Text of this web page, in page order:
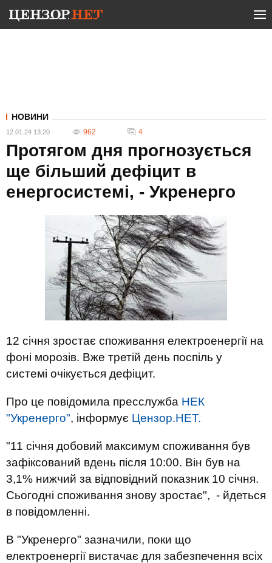
НОВИНИ
12.01.24 13:20 962 4
Протягом дня прогнозується
ще більший дефіцит в
енергосистемі, - Укренерго
12 січня зростає споживання електроенергії на
фоні морозів. Вже третій день поспіль у
системі очікується дефіцит.
Про це повідомила пресслужба НЕК
"Укренерго", інформує Цензор.НЕТ.
"11 січня добовий максимум споживання був
зафіксований вдень після 10:00. Він був на
3,1% нижчий за відповідний показник 10 січня.
Сьогодні споживання знову зростає", - йдеться
в повідомленні.
В "Укренерго" зазначили, поки що
електроенергії вистачає для забезпечення всіх